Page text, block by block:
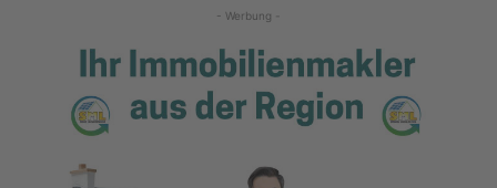
- Werbung -